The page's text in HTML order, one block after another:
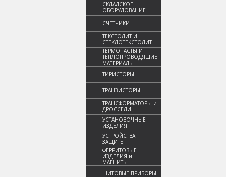
СКЛАДСКОЕ
ОБОРУДОВАНИЕ
СЧЕТЧИКИ
ТЕКСТОЛИТ И
СТЕКЛОТЕКСТОЛИТ
ТЕРМОПАСТЫ И
ТЕПЛОПРОВОДЯЩИЕ
МАТЕРИАЛЫ
ТИРИСТОРЫ
ТРАНЗИСТОРЫ
ТРАНСФОРМАТОРЫ и
ДРОССЕЛИ
УСТАНОВОЧНЫЕ
ИЗДЕЛИЯ
УСТРОЙСТВА
ЗАЩИТЫ
ФЕРРИТОВЫЕ
ИЗДЕЛИЯ и
МАГНИТЫ
ЩИТОВЫЕ ПРИБОРЫ